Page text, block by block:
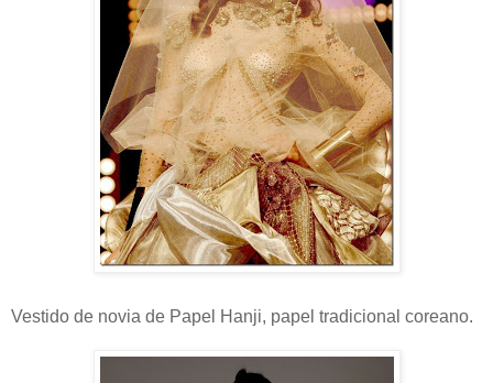
Vestido de novia de Papel Hanji, papel tradicional coreano.